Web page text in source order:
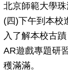
北京師範大學
(四)下午到本校
入了解本校古
AR遊戲專題研
穫滿滿。